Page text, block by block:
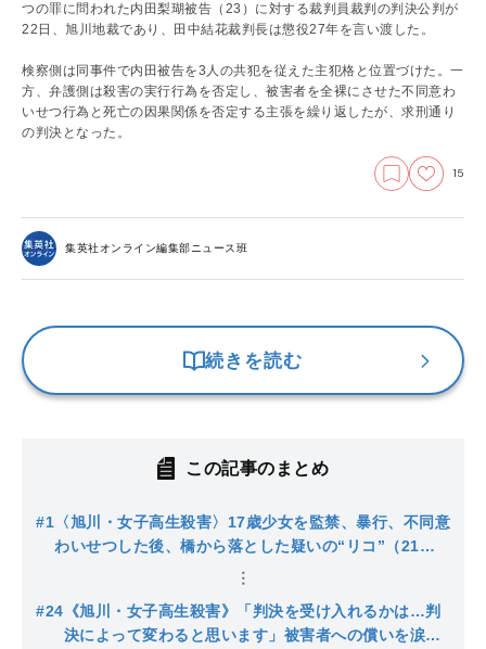
つの罪に問われた内田梨瑚被告（23）に対する裁判員裁判の判決公判が
22日、旭川地裁であり、田中結花裁判長は懲役27年を言い渡した。
検察側は同事件で内田被告を3人の共犯を従えた主犯格と位置づけた。一
方、弁護側は殺害の実行行為を否定し、被害者を全裸にさせた不同意わ
いせつ行為と死亡の因果関係を否定する主張を繰り返したが、求刑通り
の判決となった。
15
集英社オンライン編集部ニュース班
続きを読む
この記事のまとめ
#1 〈旭川・女子高生殺害〉17歳少女を監禁、暴行、不同意
わいせつした後、橋から落とした疑いの“リコ”（21）
は派手やんちゃ系「昔から陰湿なイジメ」「連日飲み歩
#24 《旭川・女子高生殺害》「判決を受け入れるかは…判
決によって変わると思います」被害者への償いを涙な